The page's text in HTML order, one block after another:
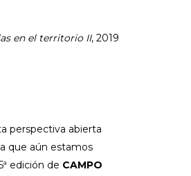
en el territorio II, 2019
perspectiva abierta
que aún estamos
edición de CAMPO